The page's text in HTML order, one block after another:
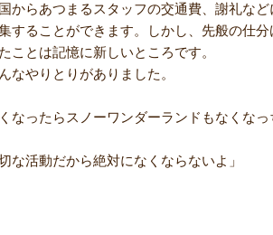
からあつまるスタッフの交通費、謝礼な
することができます。しかし、先般の仕
ことは記憶に新しいところです。
なやりとりがありました。
なったらスノーワンダーランドもなくなっ
な活動だから絶対になくならないよ」